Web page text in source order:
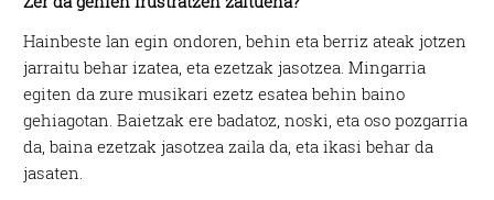
Hainbeste lan egin ondoren, behin eta berriz ateak jotzen
jarraitu behar izatea, eta ezetzak jasotzea. Mingarria
egiten da zure musikari ezetz esatea behin baino
gehiagotan. Baietzak ere badatoz, noski, eta oso pozgarria
da, baina ezetzak jasotzea zaila da, eta ikasi behar da
jasaten.